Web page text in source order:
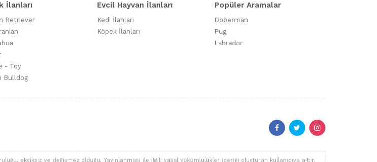
İlanları
Retriever
- Toy
Bulldog
Evcil Hayvan İlanları
Kedi İlanları
Köpek İlanları
Popüler Aramalar
Doberman
Pug
Labrador
eksiksiz ve değişmez olduğu, Yayınlanması ile ilgili yasal yükümlülükler içeriği oluşturan kullanıcıya aittir.